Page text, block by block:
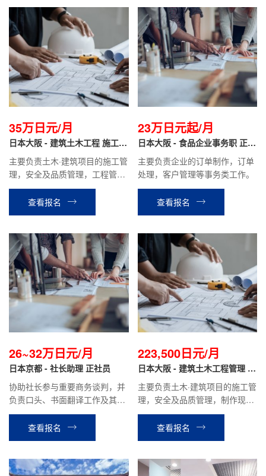
35万日元/月
日本大阪 - 建筑土木工程 施工管
主要负责土木·建筑项目的施工管
理，安全及品质管理，工程管
理，图纸及相关资料的制作。
查看报名
23万日元起/月
日本大阪 - 食品企业事务职 正社
主要负责企业的订单制作，订单
处理，客户管理等事务类工作。
查看报名
26~32万日元/月
日本京都 - 社长助理 正社员
协助社长参与重要商务谈判，并
负责口头、书面翻译工作及其他
资料的撰写；协助处理银行，行
政，财务相关业务；协助日本商
业信息的收集及业务拓展，做好
查看报名
223,500日元/月
日本大阪 - 建筑土木工程管理 正
社员
主要负责土木·建筑项目的施工管
理，安全及品质管理，制作现场
的施工计划书、报价单、检查报
告等，材料分配管理等业务。
查看报名